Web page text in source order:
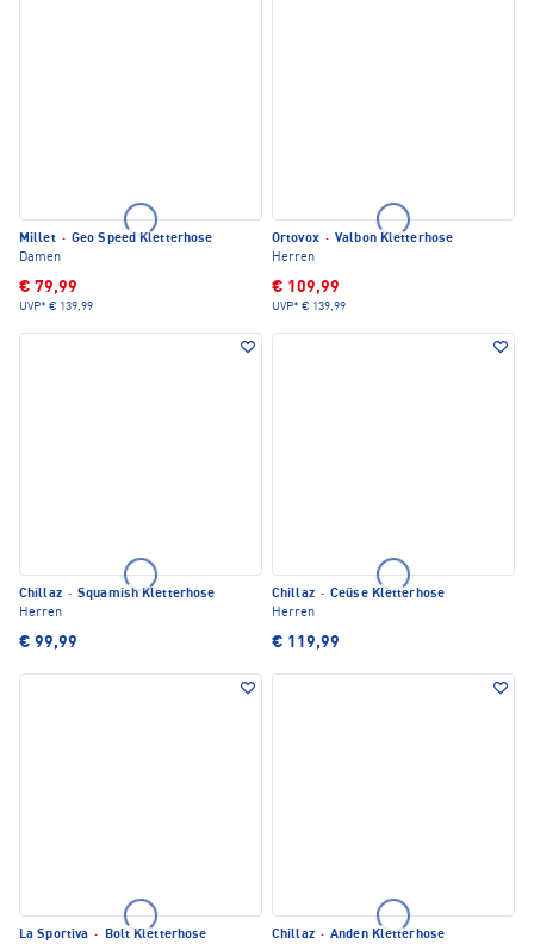
Millet · Geo Speed Kletterhose
Damen
€ 79,99
UVP* € 139,99
Ortovox · Valbon Kletterhose
Herren
€ 109,99
UVP* € 139,99
Chillaz · Squamish Kletterhose
Herren
€ 99,99
Chillaz · Ceüse Kletterhose
Herren
€ 119,99
La Sportiva ·
Bolt Kletterhose
Chillaz · Anden Kletterhose